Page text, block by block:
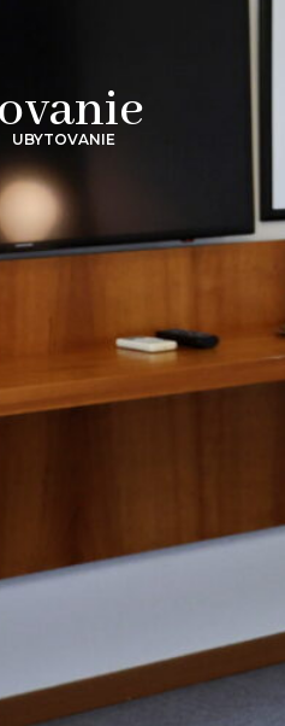
UBYTOVANIE